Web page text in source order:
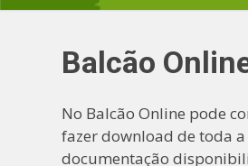
Balcão
No Balcão Online pode
fazer download de toda a
documentação